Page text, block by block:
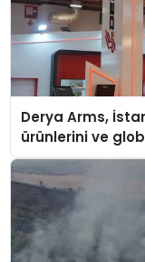
Derya Arms,
ürünlerini ve